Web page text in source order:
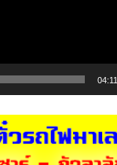
04:11